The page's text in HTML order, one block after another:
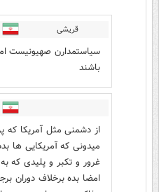
قریشی
سیاستمدارن صهیونیست
باشند
از دشمنی مثل آمریکا که
میدونی که آمریکایی ها
غرور و تکبر و پلیدی که
امضا بده برخلاف دوران